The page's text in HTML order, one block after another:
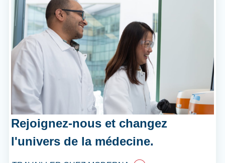
Rejoignez-nous et changez
l'univers de la médecine.